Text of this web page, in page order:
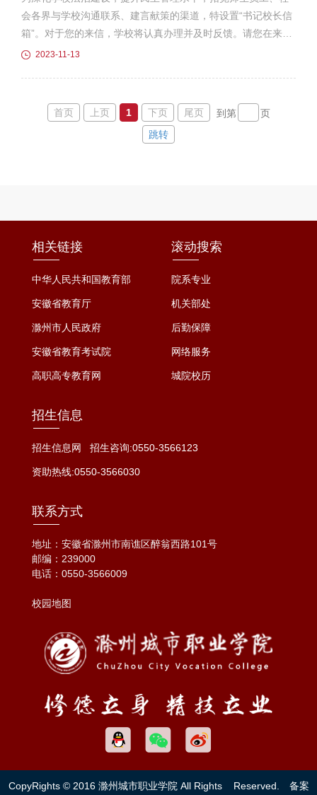
会各界与学校沟通联系、建言献策的渠道，特设置“书记校长信
箱”。对于您的来信，学校将认真办理并及时反馈。请您在来信
时了解并遵守以下事项：1.来信内容要遵守中华人民共和国法
法律所禁止的内容；2.请来信人随信提供有效联系方式，以便
及时办理、答复...
2023-11-13
首页 上页 1 下页 尾页 到第
页
跳转
相关链接
中华人民共和国教育部
安徽省教育厅
滁州市人民政府
安徽省教育考试院
高职高专教育网
滚动搜索
院系专业
机关部处
后勤保障
网络服务
城院校历
招生信息
招生信息网 招生咨询:0550-3566123
资助热线:0550-3566030
联系方式
地址：安徽省滁州市南谯区醉翁西路101号
邮编：239000
电话： 0550-3566009
校园地图
CopyRights © 2016 滁州城市职业学院 All Rights Reserved. 备案